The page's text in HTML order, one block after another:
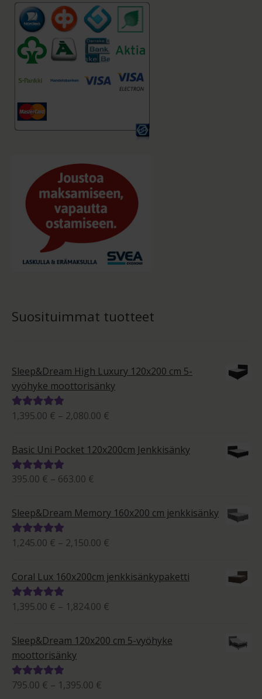
Suosituimmat tuotteet
Sleep&Dream High Luxury 120x200 cm 5-
vyöhyke moottorisänky
Arvostelu
1,395.00 € – 2,080.00 €
-
2,080.00 €
Basic Uni Pocket 120x200cm Jenkkisänky
Arvostelu
5.00
/ 5
395.00 € – 663.00 €
-
663.00 €
Sleep&Dream Memory 160x200 cm jenkkisänky
Arvostelu
5.00
/ 5
1,245.00 € – 2,150.00 €
Coral Lux 160x200cm jenkkisänkypaketti
Arvostelu
5.00
/ 5
1,395.00 € – 1,824.00 €
-
1,824.00 €
Sleep&Dream 120x200 cm 5-vyöhyke
moottorisänky
Arvostelu
795.00 € – 1,395.00 €